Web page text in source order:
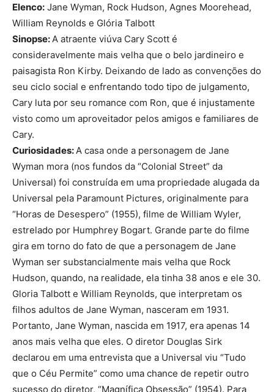
Elenco: Jane Wyman, Rock Hudson, Agnes Moorehead,
William Reynolds e Glória Talbott
Sinopse:A atraente viúva Cary Scott é
consideravelmente mais velha que o belo jardineiro e
paisagista Ron Kirby. Deixando de lado as convenções do
seu ciclo social e enfrentando todo tipo de julgamento,
Cary luta por seu romance com Ron, que é injustamente
visto como um aproveitador pelos amigos e familiares de
Cary.
Curiosidades:A casa onde a personagem de Jane
Wyman mora (nos fundos da “Colonial Street” da
Universal) foi construída em uma propriedade alugada da
Universal pela Paramount Pictures, originalmente para
“Horas de Desespero” (1955), filme de William Wyler,
estrelado por Humphrey Bogart. Grande parte do filme
gira em torno do fato de que a personagem de Jane
Wyman ser substancialmente mais velha que Rock
Hudson, quando, na realidade, ela tinha 38 anos e ele 30.
Gloria Talbott e William Reynolds, que interpretam os
filhos adultos de Jane Wyman, nasceram em 1931.
Portanto, Jane Wyman, nascida em 1917, era apenas 14
anos mais velha que eles. O diretor Douglas Sirk
declarou em uma entrevista que a Universal viu “Tudo
que o Céu Permite” como uma chance de repetir outro
sucesso do diretor, “Magnífica Obsessão” (1954). Para